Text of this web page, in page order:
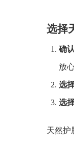
选择
确
放心
选
选
天然护